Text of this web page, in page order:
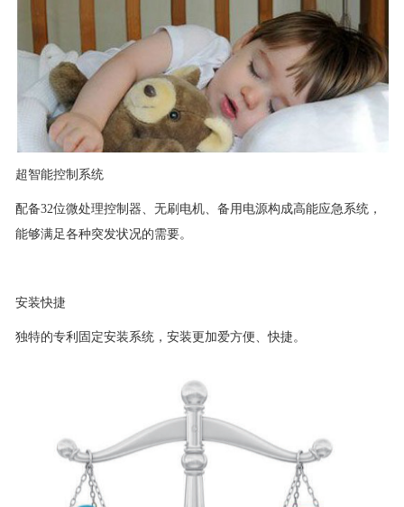
超智能控制系统
配备32位微处理控制器、无刷电机、备用电源构成高能应急系统，
能够满足各种突发状况的需要。
安装快捷
独特的专利固定安装系统，安装更加爱方便、快捷。